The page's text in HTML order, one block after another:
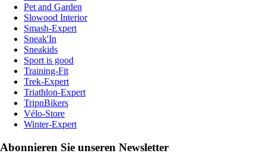
Pet and Garden
Slowood Interior
Smash-Expert
Sneak'In
Sneakids
Sport is good
Training-Fit
Trek-Expert
Triathlon-Expert
TripnBikers
Vélo-Store
Winter-Expert
Abonnieren Sie unseren Newsletter